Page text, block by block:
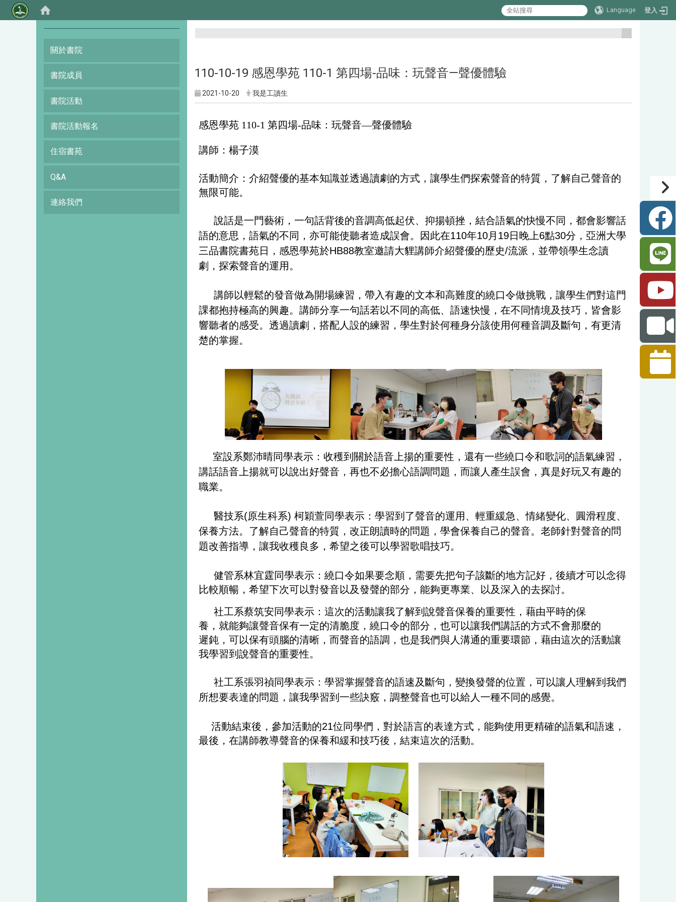
Language 登入
:::
關於書院
書院成員
書院活動
書院活動報名
住宿書苑
Q&A
連絡我們
110-10-19 感恩學苑 110-1 第四場-品味：玩聲音—聲優體驗
2021-10-20 我是工讀生
感恩學苑 110-1 第四場-品味：玩聲音—聲優體驗
講師：楊子漠
活動簡介：介紹聲優的基本知識並透過讀劇的方式，讓學生們探索聲音的特質，了解自己聲音的
無限可能。
說話是一門藝術，一句話背後的音調高低起伏、抑揚頓挫，結合語氣的快慢不同，都會影響話
語的意思，語氣的不同，亦可能使聽者造成誤會。因此在110年10月19日晚上6點30分，亞洲大學
三品書院書苑日，感恩學苑於HB88教室邀請大貍講師介紹聲優的歷史/流派，並帶領學生念讀
劇，探索聲音的運用。
講師以輕鬆的發音做為開場練習，帶入有趣的文本和高難度的繞口令做挑戰，讓學生們對這門
課都抱持極高的興趣。講師分享一句話若以不同的高低、語速快慢，在不同情境及技巧，皆會影
響聽者的感受。透過讀劇，搭配人設的練習，學生對於何種身分該使用何種音調及斷句，有更清
楚的掌握。
室設系鄭沛晴同學表示：收穫到關於語音上揚的重要性，還有一些繞口令和歌詞的語氣練習，
講話語音上揚就可以說出好聲音，再也不必擔心語調問題，而讓人產生誤會，真是好玩又有趣的
職業。
醫技系(原生科系) 柯穎萱同學表示：學習到了聲音的運用、輕重緩急、情緒變化、圓滑程度、
保養方法。了解自己聲音的特質，改正朗讀時的問題，學會保養自己的聲音。老師針對聲音的問
題改善指導，讓我收穫良多，希望之後可以學習歌唱技巧。
健管系林宜霆同學表示：繞口令如果要念順，需要先把句子該斷的地方記好，後續才可以念得
比較順暢，希望下次可以對發音以及發聲的部分，能夠更專業、以及深入的去探討。
社工系蔡筑安同學表示：這次的活動讓我了解到說聲音保養的重要性，藉由平時的保
養，就能夠讓聲音保有一定的清脆度，繞口令的部分，也可以讓我們講話的方式不會那麼的
遲鈍，可以保有頭腦的清晰，而聲音的語調，也是我們與人溝通的重要環節，藉由這次的活動讓
我學習到說聲音的重要性。
社工系張羽禎同學表示：學習掌握聲音的語速及斷句，變換發聲的位置，可以讓人理解到我們
所想要表達的問題，讓我學習到一些訣竅，調整聲音也可以給人一種不同的感覺。
活動結束後，參加活動的21位同學們，對於語言的表達方式，能夠使用更精確的語氣和語速，
最後，在講師教導聲音的保養和緩和技巧後，結束這次的活動。